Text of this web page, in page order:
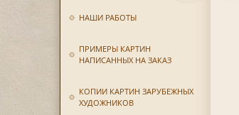
НАШИ РАБОТЫ
ПРИМЕРЫ КАРТИН
НАПИСАННЫХ НА ЗАКАЗ
КОПИИ КАРТИН ЗАРУБЕЖНЫХ
ХУДОЖНИКОВ